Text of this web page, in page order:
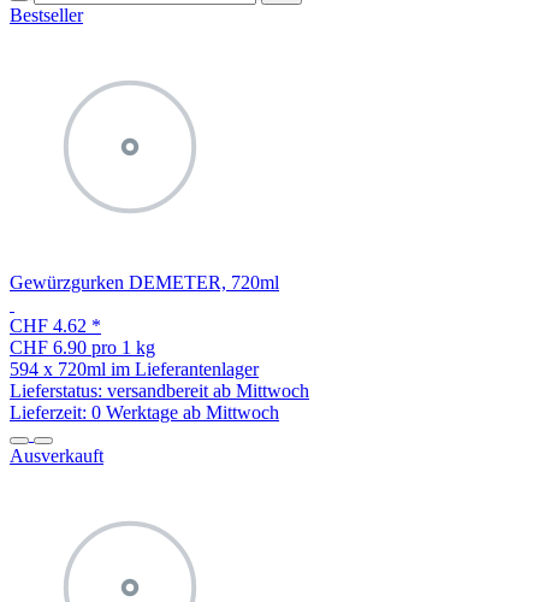
Bestseller
Gewürzgurken DEMETER, 720ml
CHF 4.62 *
CHF 6.90 pro 1 kg
594 x 720ml im Lieferantenlager
Lieferstatus: versandbereit ab Mittwoch
Lieferzeit: 0 Werktage ab Mittwoch
Ausverkauft